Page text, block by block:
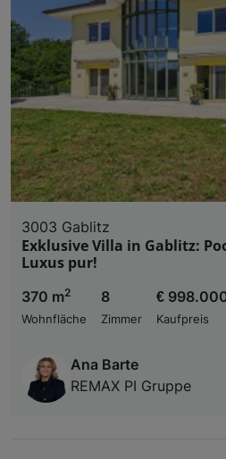
3003 Gablitz
Exklusive Villa in Gablitz:
Luxus pur!
370 m2
Wohnfläche
8
Zimmer
€
Kaufpreis
Ana Barte
REMAX PI Gruppe